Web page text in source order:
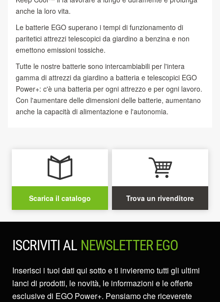
anche la loro vita.
Le batterie EGO superano i tempi di funzionamento di
paritetici attrezzi telescopici da giardino a benzina e non
emettono emissioni tossiche.
Tutte le nostre batterie sono intercambiabili per l'intera
gamma di attrezzi da giardino a batteria e telescopici EGO
Power+: c'è una batteria per ogni attrezzo e per ogni lavoro.
Con l'aumentare delle dimensioni delle batterie, aumentano
anche la capacità di alimentazione e l'autonomia.
Scarica il catalogo Trova un rivenditore
ISCRIVITI AL NEWSLETTER EGO
Inserisci i tuoi dati qui sotto e ti invieremo tutti gli ultimi
lanci di prodotti, le novità, le informazioni e le offerte
esclusive di EGO Power+. Pensiamo che riceverete